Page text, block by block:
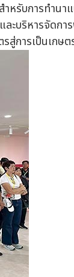
หรับการทำนา
ะบริหารจัดกา
สู่การเป็นเกษ